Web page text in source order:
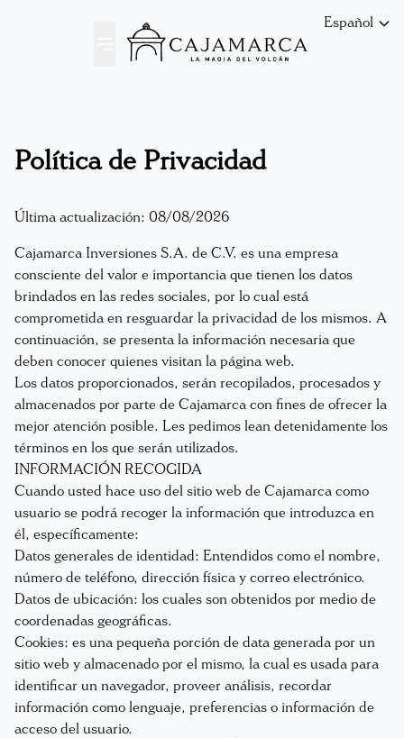
Español
Política de Privacidad
Última actualización: 08/08/2026
Cajamarca Inversiones S.A. de C.V. es una empresa
consciente del valor e importancia que tienen los datos
brindados en las redes sociales, por lo cual está
comprometida en resguardar la privacidad de los mismos. A
continuación, se presenta la información necesaria que
deben conocer quienes visitan la página web.
Los datos proporcionados, serán recopilados, procesados y
almacenados por parte de Cajamarca con fines de ofrecer la
mejor atención posible. Les pedimos lean detenidamente los
términos en los que serán utilizados.
INFORMACIÓN RECOGIDA
Cuando usted hace uso del sitio web de Cajamarca como
usuario se podrá recoger la información que introduzca en
él, específicamente:
Datos generales de identidad: Entendidos como el nombre,
número de teléfono, dirección física y correo electrónico.
Datos de ubicación: los cuales son obtenidos por medio de
coordenadas geográficas.
Cookies: es una pequeña porción de data generada por un
sitio web y almacenado por el mismo, la cual es usada para
identificar un navegador, proveer análisis, recordar
información como lenguaje, preferencias o información de
acceso del usuario.